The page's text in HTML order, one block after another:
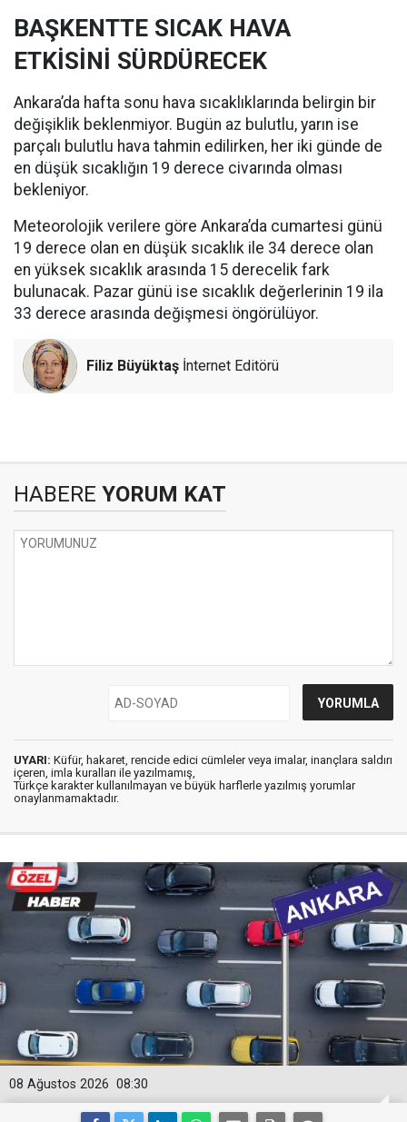
BAŞKENTTE SICAK HAVA
ETKİSİNİ SÜRDÜRECEK
Ankara’da hafta sonu hava sıcaklıklarında belirgin bir
değişiklik beklenmiyor. Bugün az bulutlu, yarın ise
parçalı bulutlu hava tahmin edilirken, her iki günde de
en düşük sıcaklığın 19 derece civarında olması
bekleniyor.
Meteorolojik verilere göre Ankara’da cumartesi günü
19 derece olan en düşük sıcaklık ile 34 derece olan
en yüksek sıcaklık arasında 15 derecelik fark
bulunacak. Pazar günü ise sıcaklık değerlerinin 19 ila
33 derece arasında değişmesi öngörülüyor.
Filiz Büyüktaş İnternet Editörü
HABERE YORUM KAT
UYARI: Küfür, hakaret, rencide edici cümleler veya imalar, inançlara saldırı
içeren, imla kuralları ile yazılmamış,
Türkçe karakter kullanılmayan ve büyük harflerle yazılmış yorumlar
onaylanmamaktadır.
08:30
08 Ağustos 2026